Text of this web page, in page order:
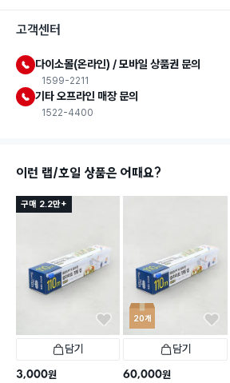
고객센터
다이소몰(온라인) / 모바일 상품권 문의
1599-2211
기타 오프라인 매장 문의
1522-4400
이런 랩/호일 상품은 어때요?
구매 2.2만+
담기
3,000원
20개
담기
60,000원